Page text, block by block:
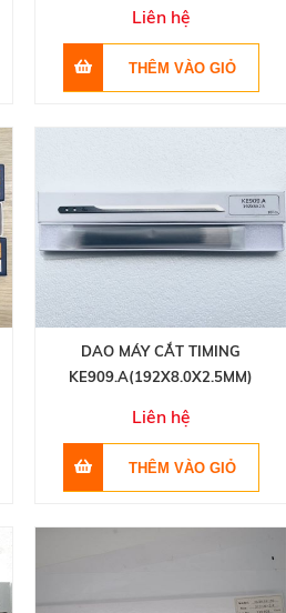
Liên hệ
DAO MÁY CẮT TIMING
KE909.A(192X8.0X2.5MM)
Liên hệ